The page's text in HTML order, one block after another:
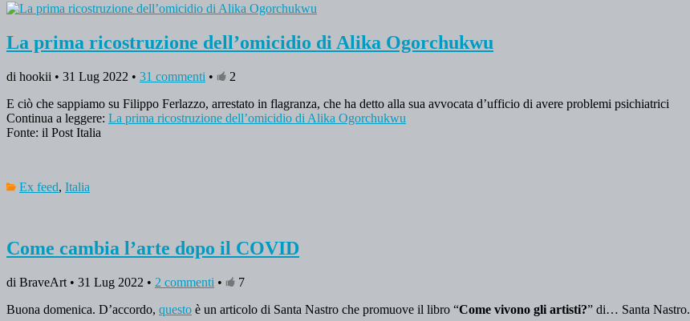
La prima ricostruzione dell’omicidio di Alika Ogorchukwu
di hookii • 31 Lug 2022 • 31 commenti •
2
E ciò che sappiamo su Filippo Ferlazzo, arrestato in flagranza, che ha detto alla sua avvocata d’ufficio di avere problemi psichiatrici
Continua a leggere: La prima ricostruzione dell’omicidio di Alika Ogorchukwu
Fonte: il Post Italia
Ex feed, Italia
Come cambia l’arte dopo il COVID
di BraveArt • 31 Lug 2022 • 2 commenti •
7
Buona domenica. D’accordo, questo è un articolo di Santa Nastro che promuove il libro “Come vivono gli artisti?” di… Santa Nastro.